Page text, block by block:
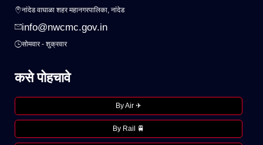
नांदेड वाघाळा शहर महानगरपालिका, नांदेड
info@nwcmc.gov.in
सोमवार - शुक्रवार
कसे पोहचावे
By Air ✈
By Rail 🚆